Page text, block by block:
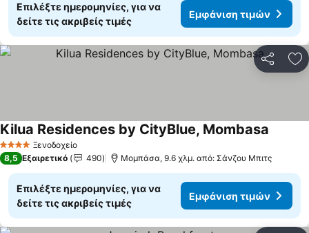
Επιλέξτε ημερομηνίες, για να
δείτε τις ακριβείς τιμές
Εμφάνιση τιμών
4 ΑστέριαΞενοδοχείο
Kilua Residences by CityBlue, Mombasa
8,5 Εξαιρετικό 490 Μομπάσα, 9.6 χλμ. από: Σάνζου Μπιτς
Επιλέξτε ημερομηνίες, για να
δείτε τις ακριβείς τιμές
Εμφάνιση τιμών